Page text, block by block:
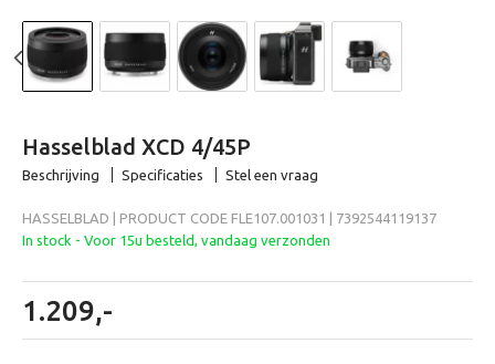
Analoog
Previous
Hasselblad XCD 4/45P
Beschrijving Specificaties Stel een vraag
HASSELBLAD | PRODUCT CODE FLE107.001031 | 7392544119137
In stock - Voor 15u besteld, vandaag verzonden
1.209,-